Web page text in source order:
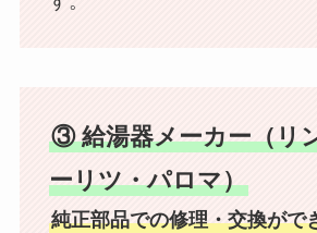
③ 給湯器メーカー（リ
ーリツ・パロマ）
純正部品での修理・交換がで